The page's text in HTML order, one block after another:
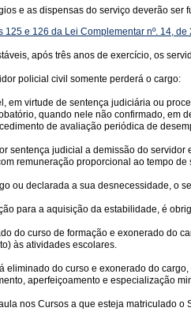
e as dispensas do serviço deverão
125 e 126 da Lei Complementar nº. 14, de
após três anos de exercício, os
policial civil somente perderá o cargo:
em virtude de sentença judiciária ou
quando nele não confirmado, em
de avaliação periódica de
sentença judicial a demissão do servidor
remuneração proporcional ao tempo de
ou declarada a sua desnecessidade, o
para a aquisição da estabilidade, é
do curso de formação e exonerado do
às atividades escolares.
eliminado do curso e exonerado do
aperfeiçoamento e especialização
nos Cursos a que esteja matriculado o